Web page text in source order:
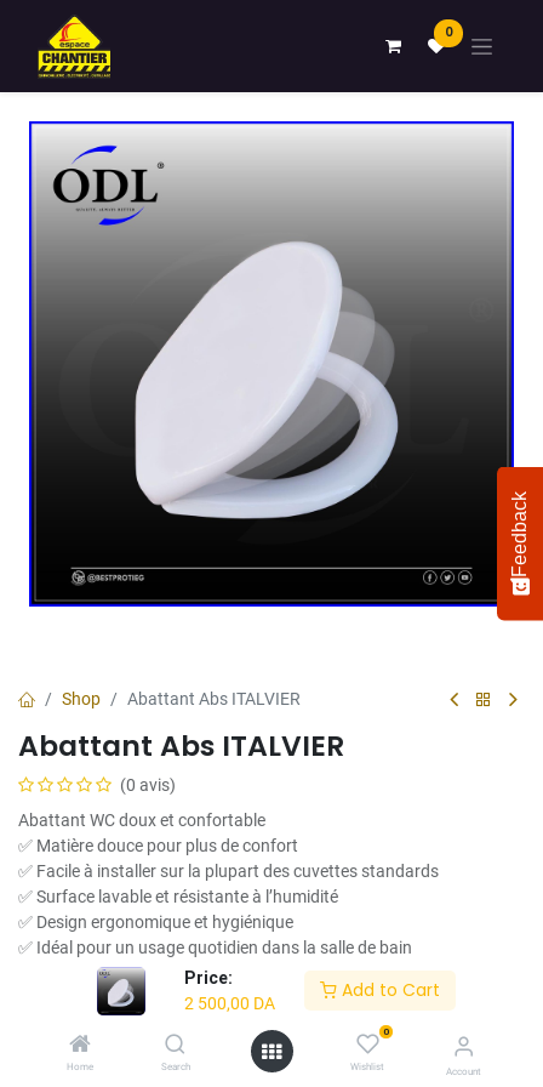
Price:
2 500,00 DA
Add to Cart
Home Search
0
Wishlist Account
0
Shop Abattant Abs ITALVIER
Abattant Abs ITALVIER
(0 avis)
Abattant WC doux et confortable
✅ Matière douce pour plus de confort
✅ Facile à installer sur la plupart des cuvettes standards
✅ Surface lavable et résistante à l’humidité
✅ Design ergonomique et hygiénique
✅ Idéal pour un usage quotidien dans la salle de bain
2 500,00DA
Feedback
How would you rate your experience?
Select
an
option
Not satisfied at all Very satisfied
Next